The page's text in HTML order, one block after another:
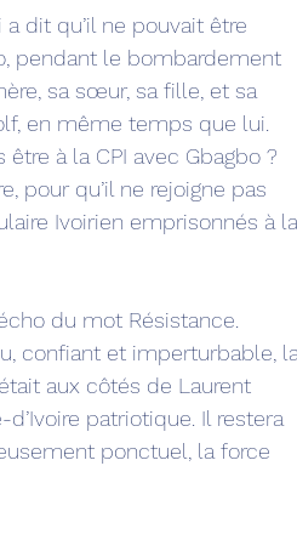
dit qu’il ne pouvait être
pendant le bombardement
sa sœur, sa fille, et sa
en même temps que lui.
à la CPI avec Gbagbo ?
pour qu’il ne rejoigne pas
Ivoirien emprisonnés à la
du mot Résistance.
confiant et imperturbable, la
aux côtés de Laurent
patriotique. Il restera
ponctuel, la force